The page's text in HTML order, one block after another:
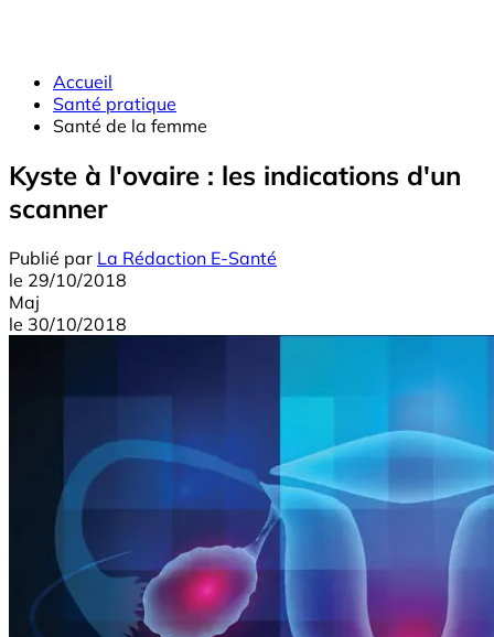
Accueil
Santé pratique
Santé de la femme
Kyste à l'ovaire : les indications d'un
scanner
Publié par La Rédaction E-Santé
le 29/10/2018
Maj
le 30/10/2018